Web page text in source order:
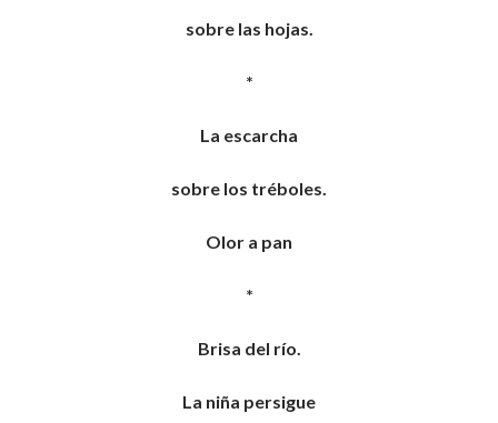
sobre las hojas.
*
La escarcha
sobre los tréboles.
Olor a pan
*
Brisa del río.
La niña persigue